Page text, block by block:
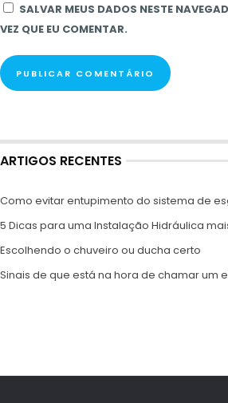
SALVAR MEUS DADOS NESTE
VEZ QUE EU COMENTAR.
ARTIGOS RECENTES
Como evitar entupimento do sistema de
5 Dicas para uma Instalação Hidráulica
Escolhendo o chuveiro ou ducha certo
Sinais de que está na hora de chamar um